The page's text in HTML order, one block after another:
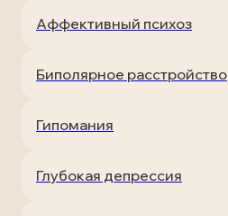
Аффективный психоз
Биполярное расстройство
Гипомания
Глубокая депрессия